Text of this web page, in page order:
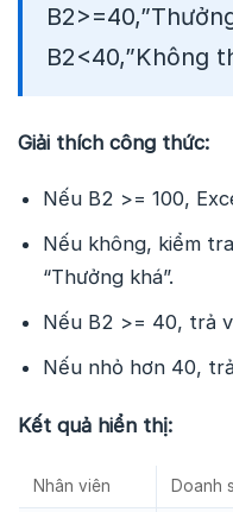
B2<40,”Không
Giải thích công thức:
Nếu B2 >= 100,
Nếu không, kiểm
“Thưởng khá”.
Nếu B2 >= 40, trả
Nếu nhỏ hơn 40,
Kết quả hiển thị:
Nhân viên Doanh